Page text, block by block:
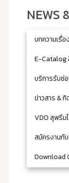
NEWS
บทความเรื่
E-Catalog
บริการรับซ่
ข่าวสาร &
VDO สุพรีม
สมัครงานกั
Download